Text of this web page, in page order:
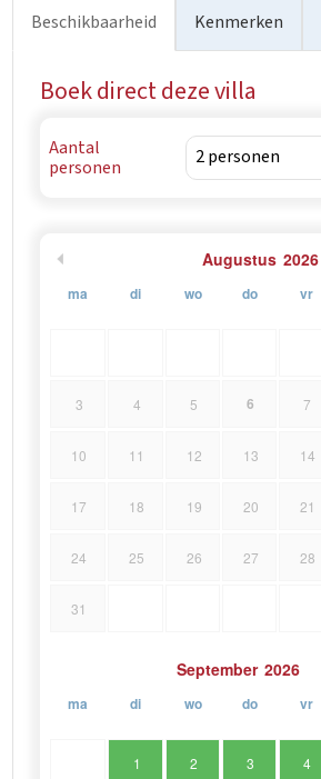
Beschikbaarheid Kenmerken
Boek direct deze villa
Aantal
personen
Augustus 2026
ma di wo do vr
3 4 5 6 7
10 11 12 13 14
17 18 19 20 21
24 25 26 27 28
31
September 2026
ma di wo do vr
1 2 3 4